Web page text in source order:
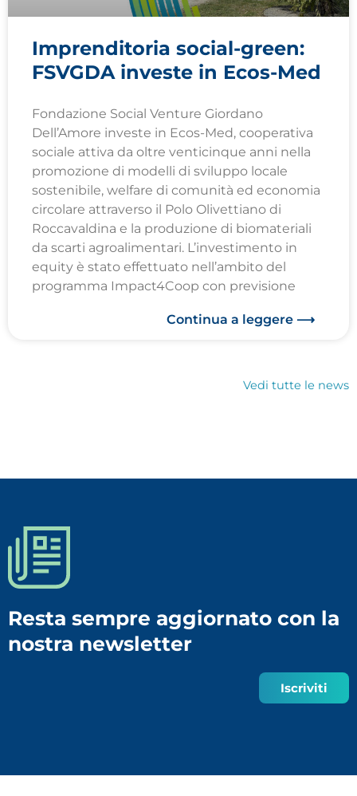
Imprenditoria social-green:
FSVGDA investe in Ecos-Med
Fondazione Social Venture Giordano
Dell’Amore investe in Ecos-Med, cooperativa
sociale attiva da oltre venticinque anni nella
promozione di modelli di sviluppo locale
sostenibile, welfare di comunità ed economia
circolare attraverso il Polo Olivettiano di
Roccavaldina e la produzione di biomateriali
da scarti agroalimentari. L’investimento in
equity è stato effettuato nell’ambito del
programma Impact4Coop con previsione
Continua a leggere ⟶
Vedi tutte le news
Resta sempre aggiornato con la
nostra newsletter
Iscriviti